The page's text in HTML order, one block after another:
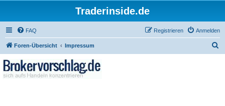
Traderinside.de
FAQ Anmelden
Registrieren
Foren-Übersicht Impressum